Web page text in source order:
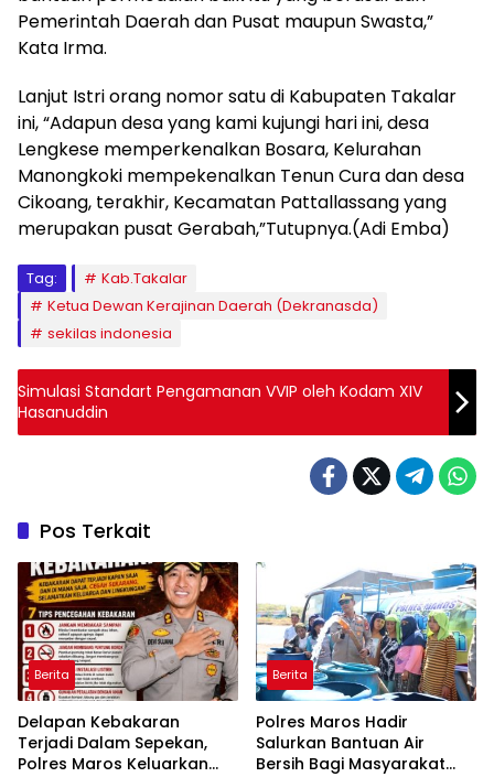
Pemerintah Daerah dan Pusat maupun Swasta,”
Kata Irma.
Lanjut Istri orang nomor satu di Kabupaten Takalar
ini, “Adapun desa yang kami kujungi hari ini, desa
Lengkese memperkenalkan Bosara, Kelurahan
Manongkoki mempekenalkan Tenun Cura dan desa
Cikoang, terakhir, Kecamatan Pattallassang yang
merupakan pusat Gerabah,”Tutupnya.(Adi Emba)
Tag:
Kab.Takalar
Ketua Dewan Kerajinan Daerah (Dekranasda)
sekilas indonesia
Simulasi Standart Pengamanan VVIP oleh Kodam XIV
Hasanuddin
Pos Terkait
Berita
Delapan Kebakaran
Terjadi Dalam Sepekan,
Polres Maros Keluarkan
Berita
Polres Maros Hadir
Salurkan Bantuan Air
Bersih Bagi Masyarakat